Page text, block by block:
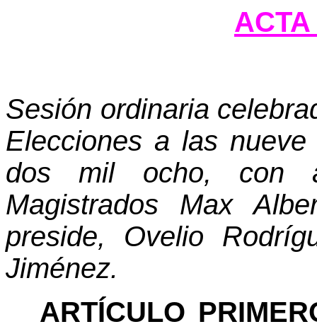
ACTA
Sesión ordinaria
Elecciones a las
dos mil ocho, con
Magistrados Max
preside, Ovelio
Jiménez.
ARTÍCULO